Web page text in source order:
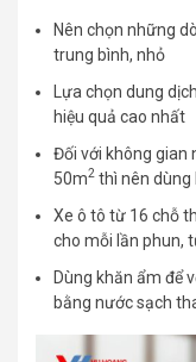
Nên chọn những
trung bình, nhỏ
Lựa chọn dung
hiệu quả cao nhất
Đối với không gian
50m2 thì nên dùng
Xe ô tô từ 16 chỗ
cho mỗi lần phun,
Dùng khăn ẩm để
bằng nước sạch